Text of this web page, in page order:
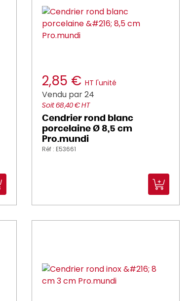
2,85 € HT l'unité
Vendu par 24
Soit 68,40 € HT
Cendrier rond blanc
porcelaine Ø 8,5 cm
Pro.mundi
Réf : E53661